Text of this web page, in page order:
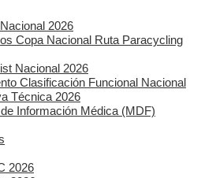
2026
Copa Nacional Ruta Paracycling
Nacional 2026
Clasificación Funcional Nacional
Técnica 2026
Información Médica (MDF)
2026